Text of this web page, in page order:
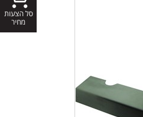
סל הצעות
מחיר